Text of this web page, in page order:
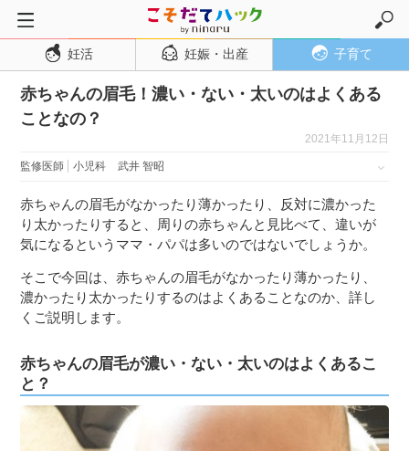
トップページ
妊活
妊娠・出産
妊娠中期
妊娠後期
出産
子育て・育児
１歳児
２歳児
３〜６歳児
妊活 妊娠・出産 子育て
赤ちゃんの眉毛！濃い・ない・太いのはよくある
ことなの？
2021年11月12日
監修医師 小児科 武井 智昭
赤ちゃんの眉毛がなかったり薄かったり、反対に濃かった
り太かったりすると、周りの赤ちゃんと見比べて、違いが
気になるというママ・パパは多いのではないでしょうか。
そこで今回は、赤ちゃんの眉毛がなかったり薄かったり、
濃かったり太かったりするのはよくあることなのか、詳し
くご説明します。
赤ちゃんの眉毛が濃い・ない・太いのはよくあるこ
と？